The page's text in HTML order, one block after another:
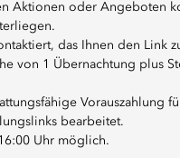
Aktionen oder Angeboten
das Ihnen den Link
von 1 Übernachtung plus
Vorauszahlung
bearbeitet.
Uhr möglich.